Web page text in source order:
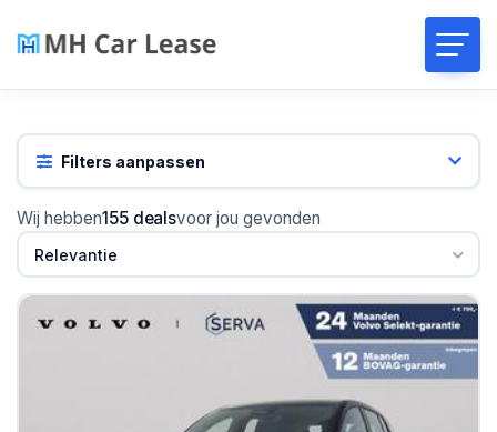
Filters aanpassen
Wij hebben155 dealsvoor jou gevonden
Relevantie